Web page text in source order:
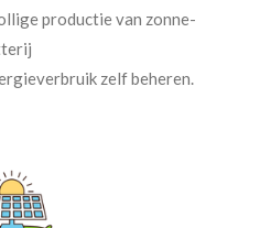
productie van zonne-
zelf beheren.